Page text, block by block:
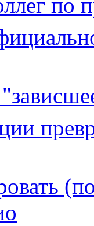
по